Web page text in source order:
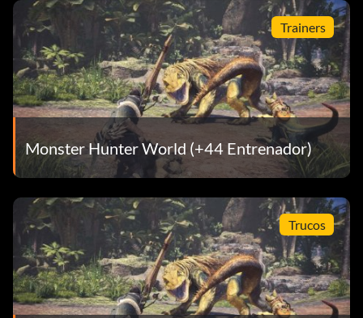
Trainers
Monster Hunter World (+44 Entrenador)
Trucos